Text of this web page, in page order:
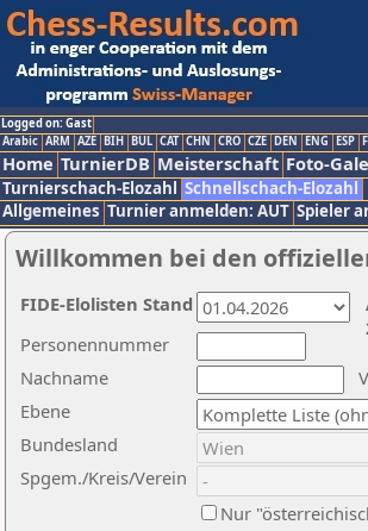
Logged on: Gast
Arabic ARM AZE BIH BUL CAT CHN CRO CZE DEN ENG ESP
Home TurnierDB Meisterschaft Foto-
Turnierschach-Elozahl Schnellschach-Elozahl
Allgemeines Turnier anmelden: AUT Spieler
Willkommen bei den
Nachname
Ebene
Personennummer
Bundesland
Spgem./Kreis/Verein
Nur
FIDE-Elolisten Stand